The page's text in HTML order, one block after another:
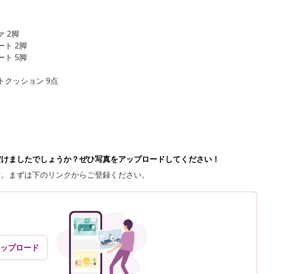
2脚
ト 2脚
ト 5脚
クッション 9点
ましたでしょうか？ぜひ写真をアップロードしてください！
まずは下のリンクからご登録ください。
プロード